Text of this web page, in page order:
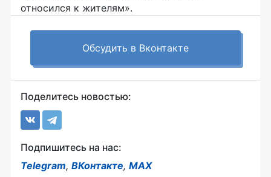
относился к жителям».
Обсудить в Вконтакте
Поделитесь новостью:
Подпишитесь на нас:
Telegram, ВКонтакте, MAX